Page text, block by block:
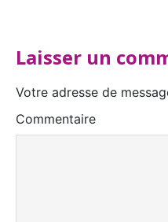
Laisser un
Votre adresse de
Commentaire